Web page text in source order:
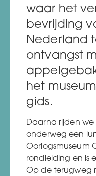
waar het
bevrijding
Nederland
ontvangst
het
gids.
Daarna rijden
onderweg een
Oorlogsmuseum
rondleiding en is
Op de terugweg